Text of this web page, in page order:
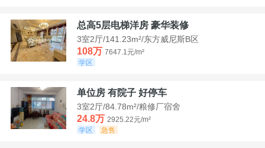
总高5层电梯洋房 豪华装修
3室2厅/141.23m²/东方威尼斯B区
108万 7647.1元/m²
学区
单位房 有院子 好停车
3室2厅/84.78m²/粮修厂宿舍
24.8万 2925.22元/m²
学区
急售